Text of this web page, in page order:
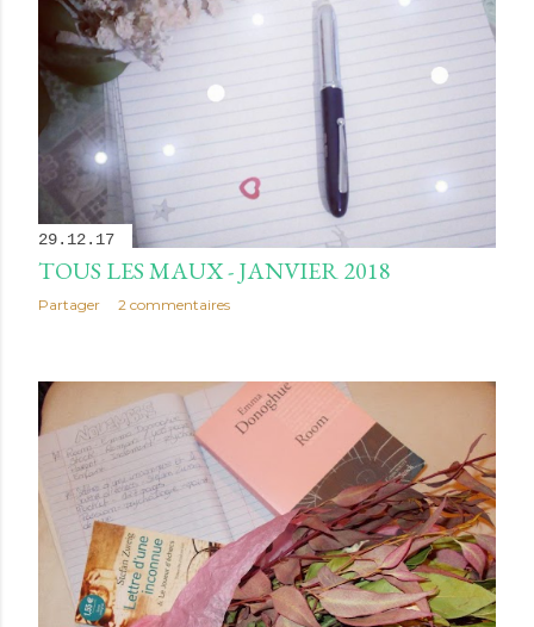
29.12.17
TOUS LES MAUX - JANVIER 2018
Partager 2 commentaires